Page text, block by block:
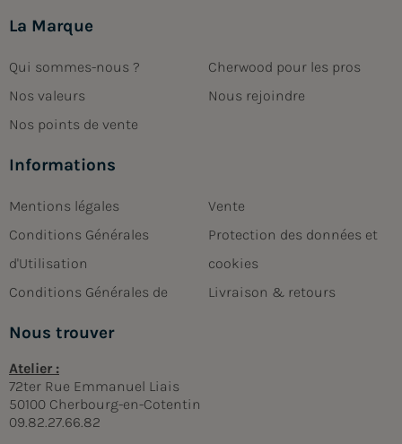
La Marque
Qui sommes-nous ?
Nos valeurs
Nos points de vente
Cherwood pour les pros
Nous rejoindre
Informations
Mentions légales
Conditions Générales
d'Utilisation
Conditions Générales de
Vente
Protection des données et
cookies
Livraison & retours
Nous trouver
Atelier :
72ter Rue Emmanuel Liais
50100 Cherbourg-en-Cotentin
09.82.27.66.82